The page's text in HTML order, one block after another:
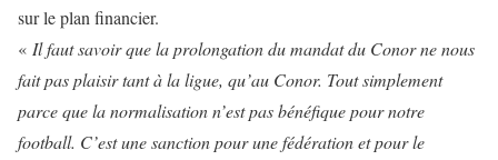
sur le plan financier.
« Il faut savoir que la prolongation du mandat du Conor ne nous
fait pas plaisir tant à la ligue, qu’au Conor. Tout simplement
parce que la normalisation n’est pas bénéfique pour notre
football. C’est une sanction pour une fédération et pour le